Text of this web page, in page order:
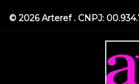
© 2026 Arteref . CNPJ: